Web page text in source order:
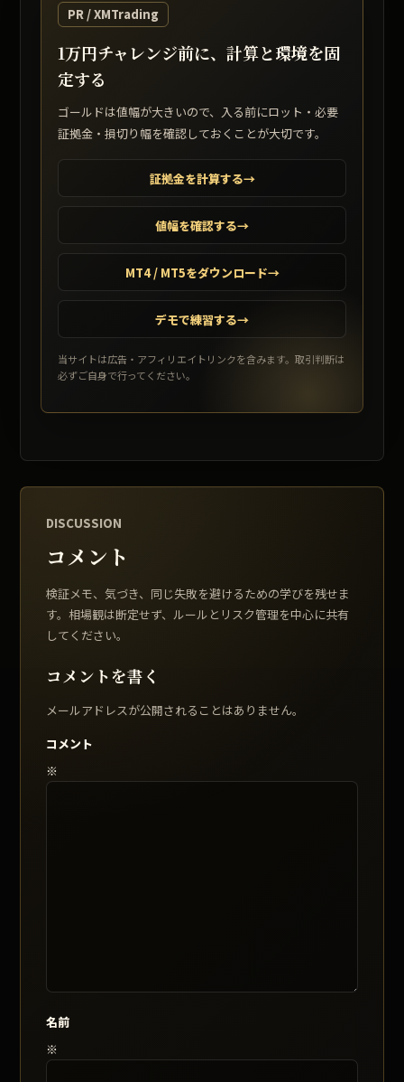
PR / XMTrading
1万円チャレンジ前に、計算と環境を固
定する
ゴールドは値幅が大きいので、入る前にロット・必要
証拠金・損切り幅を確認しておくことが大切です。
証拠金を計算する→
値幅を確認する→
MT4 / MT5をダウンロード→
デモで練習する→
当サイトは広告・アフィリエイトリンクを含みます。取引判断は
必ずご自身で行ってください。
DISCUSSION
コメント
検証メモ、気づき、同じ失敗を避けるための学びを残せま
す。相場観は断定せず、ルールとリスク管理を中心に共有
してください。
コメントを書く
メールアドレスが公開されることはありません。
コメント
※
名前
※